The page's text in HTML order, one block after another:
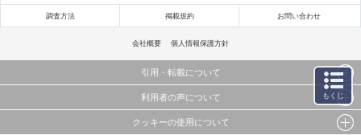
調査方法 掲載規約 お問い合わせ
会社概要 個人情報保護方針
引用・転載について
当サイトで公開されている情報（文字、写真、イラスト、画像データ等）及びこれらの配置・
これらの情報を権利者の許可なく無断転載・複製などの二次利用を行うことは固く禁じており
利用者の声について
当サイトに掲載している内容はすべてサービスの利用者が提出された見解・感想です。
クッキーの使用について
もくじ